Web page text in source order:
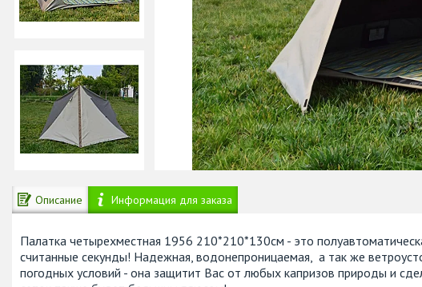
Описание Информация для заказа
Палатка четырехместная 1956 210*210*130см - это
считанные секунды! Надежная, водонепроницаемая, а так же
погодных условий - она защитит Вас от любых капризов природы и